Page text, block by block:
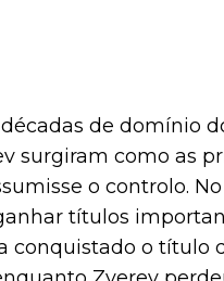
de domínio
surgiram como as
o controlo.
títulos
conquistado o título